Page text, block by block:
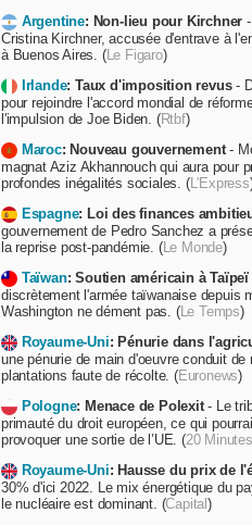
Argentine: Non-lieu pour Kirchner
Cristina Kirchner, accusée d'entrave à
à Buenos Aires. (Le Figaro)
Irlande: Taux d'imposition revus-
pour rejoindre l'accord mondial de
l'impulsion de Joe Biden. (Rtbf)
Maroc: Nouveau gouvernement-
magnat Aziz Akhannouch qui aura pour
profondes inégalités sociales. (L'Express
Espagne: Loi des finances
gouvernement de Pedro Sanchez a
la reprise post-pandémie. (Le Monde)
Taïwan: Soutien américain à Taïpeï
discrètement l'armée taïwanaise depuis
Washington ne dément pas. (Le Temps)
Royaume-Uni: Pénurie dans
une pénurie de main d'oeuvre conduit
plantations faute de récolte. (Euronews)
Pologne: Menace de Polexit- Le
primauté du droit européen, ce qui
provoquer une sortie de l’UE. (20 Minutes
Royaume-Uni: Hausse du prix de
30% d'ici 2022. Le mix énergétique du
le nucléaire est dominant. (Capital)